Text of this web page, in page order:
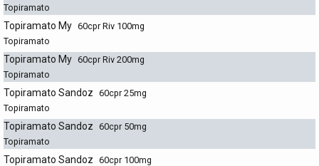
Topiramato
Topiramato My 60cpr Riv 100mg
Topiramato
Topiramato My 60cpr Riv 200mg
Topiramato
Topiramato Sandoz 60cpr 25mg
Topiramato
Topiramato Sandoz 60cpr 50mg
Topiramato
Topiramato Sandoz 60cpr 100mg